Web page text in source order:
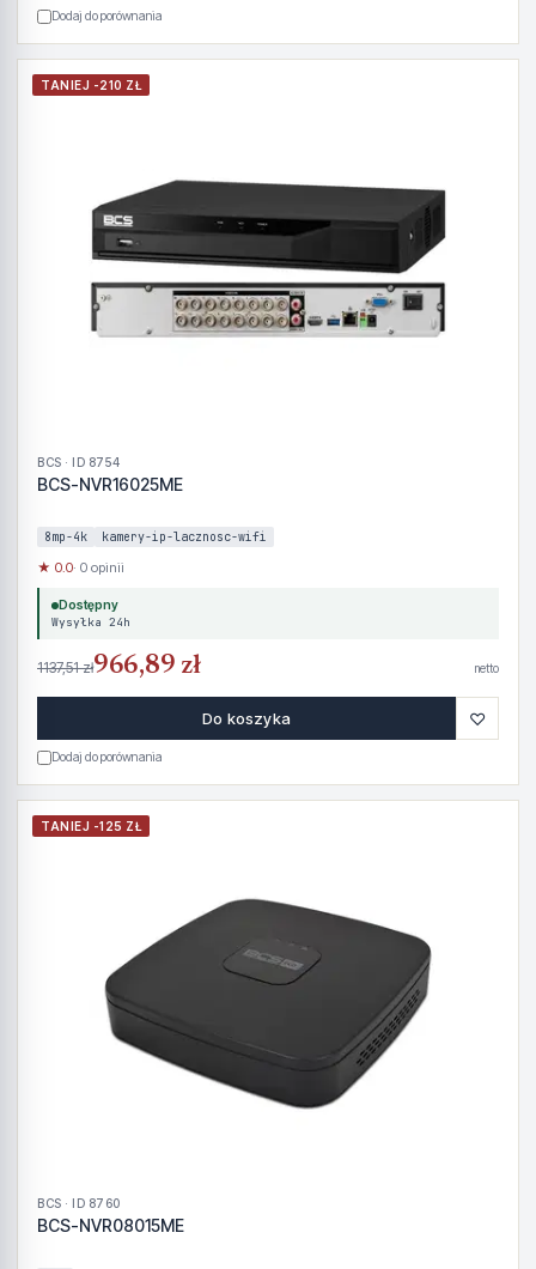
Dodaj do porównania
TANIEJ -210 ZŁ
BCS · ID 8754
BCS-NVR16025ME
8mp-4k kamery-ip-lacznosc-wifi
★ 0.0· 0 opinii
Dostępny
Wysyłka 24h
1137,51 zł966,89 zł netto
Do koszyka ♡
Dodaj do porównania
TANIEJ -125 ZŁ
BCS · ID 8760
BCS-NVR08015ME